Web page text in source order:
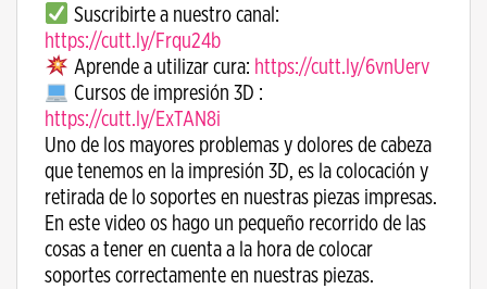
Suscribirte a nuestro canal:
https://cutt.ly/Frqu24b
Aprende a utilizar cura: https://cutt.ly/6vnUerv
Cursos de impresión 3D :
https://cutt.ly/ExTAN8i
Uno de los mayores problemas y dolores de cabeza
que tenemos en la impresión 3D, es la colocación y
retirada de lo soportes en nuestras piezas impresas.
En este video os hago un pequeño recorrido de las
cosas a tener en cuenta a la hora de colocar
soportes correctamente en nuestras piezas.